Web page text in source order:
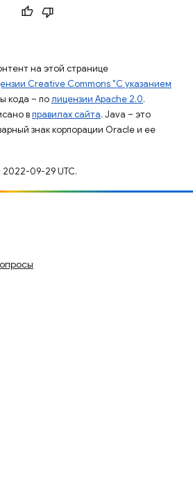
на этой странице
Creative Commons "С указанием
кода – полицензии Apache 2.0.
вправилах сайта. Java – это
знак корпорации Oracle и ее
09-29 UTC.